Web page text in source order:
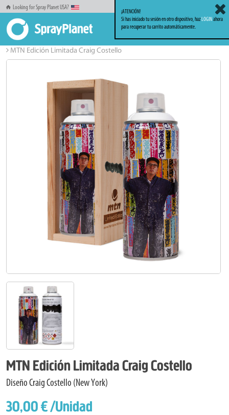
Looking for Spray Planet USA?
Inicio
Ediciones Limitadas
MTN Edición Limitada Craig Costello
MTN Edición Limitada Craig Costello
Diseño Craig Costello (New York)
30,00 €/Unidad
¡ATENCIÓN!
Si has iniciado tu sesión en otro dispositivo, hazLOGINahora
para recuperar tu carrito automáticamente.